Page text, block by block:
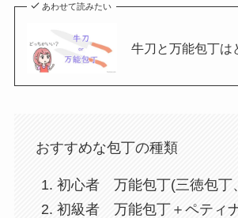
あわせて読みたい
牛刀と万能包丁は
おすすめな包丁の種類
初心者 万能包丁(三徳包丁
初級者 万能包丁＋ペティ